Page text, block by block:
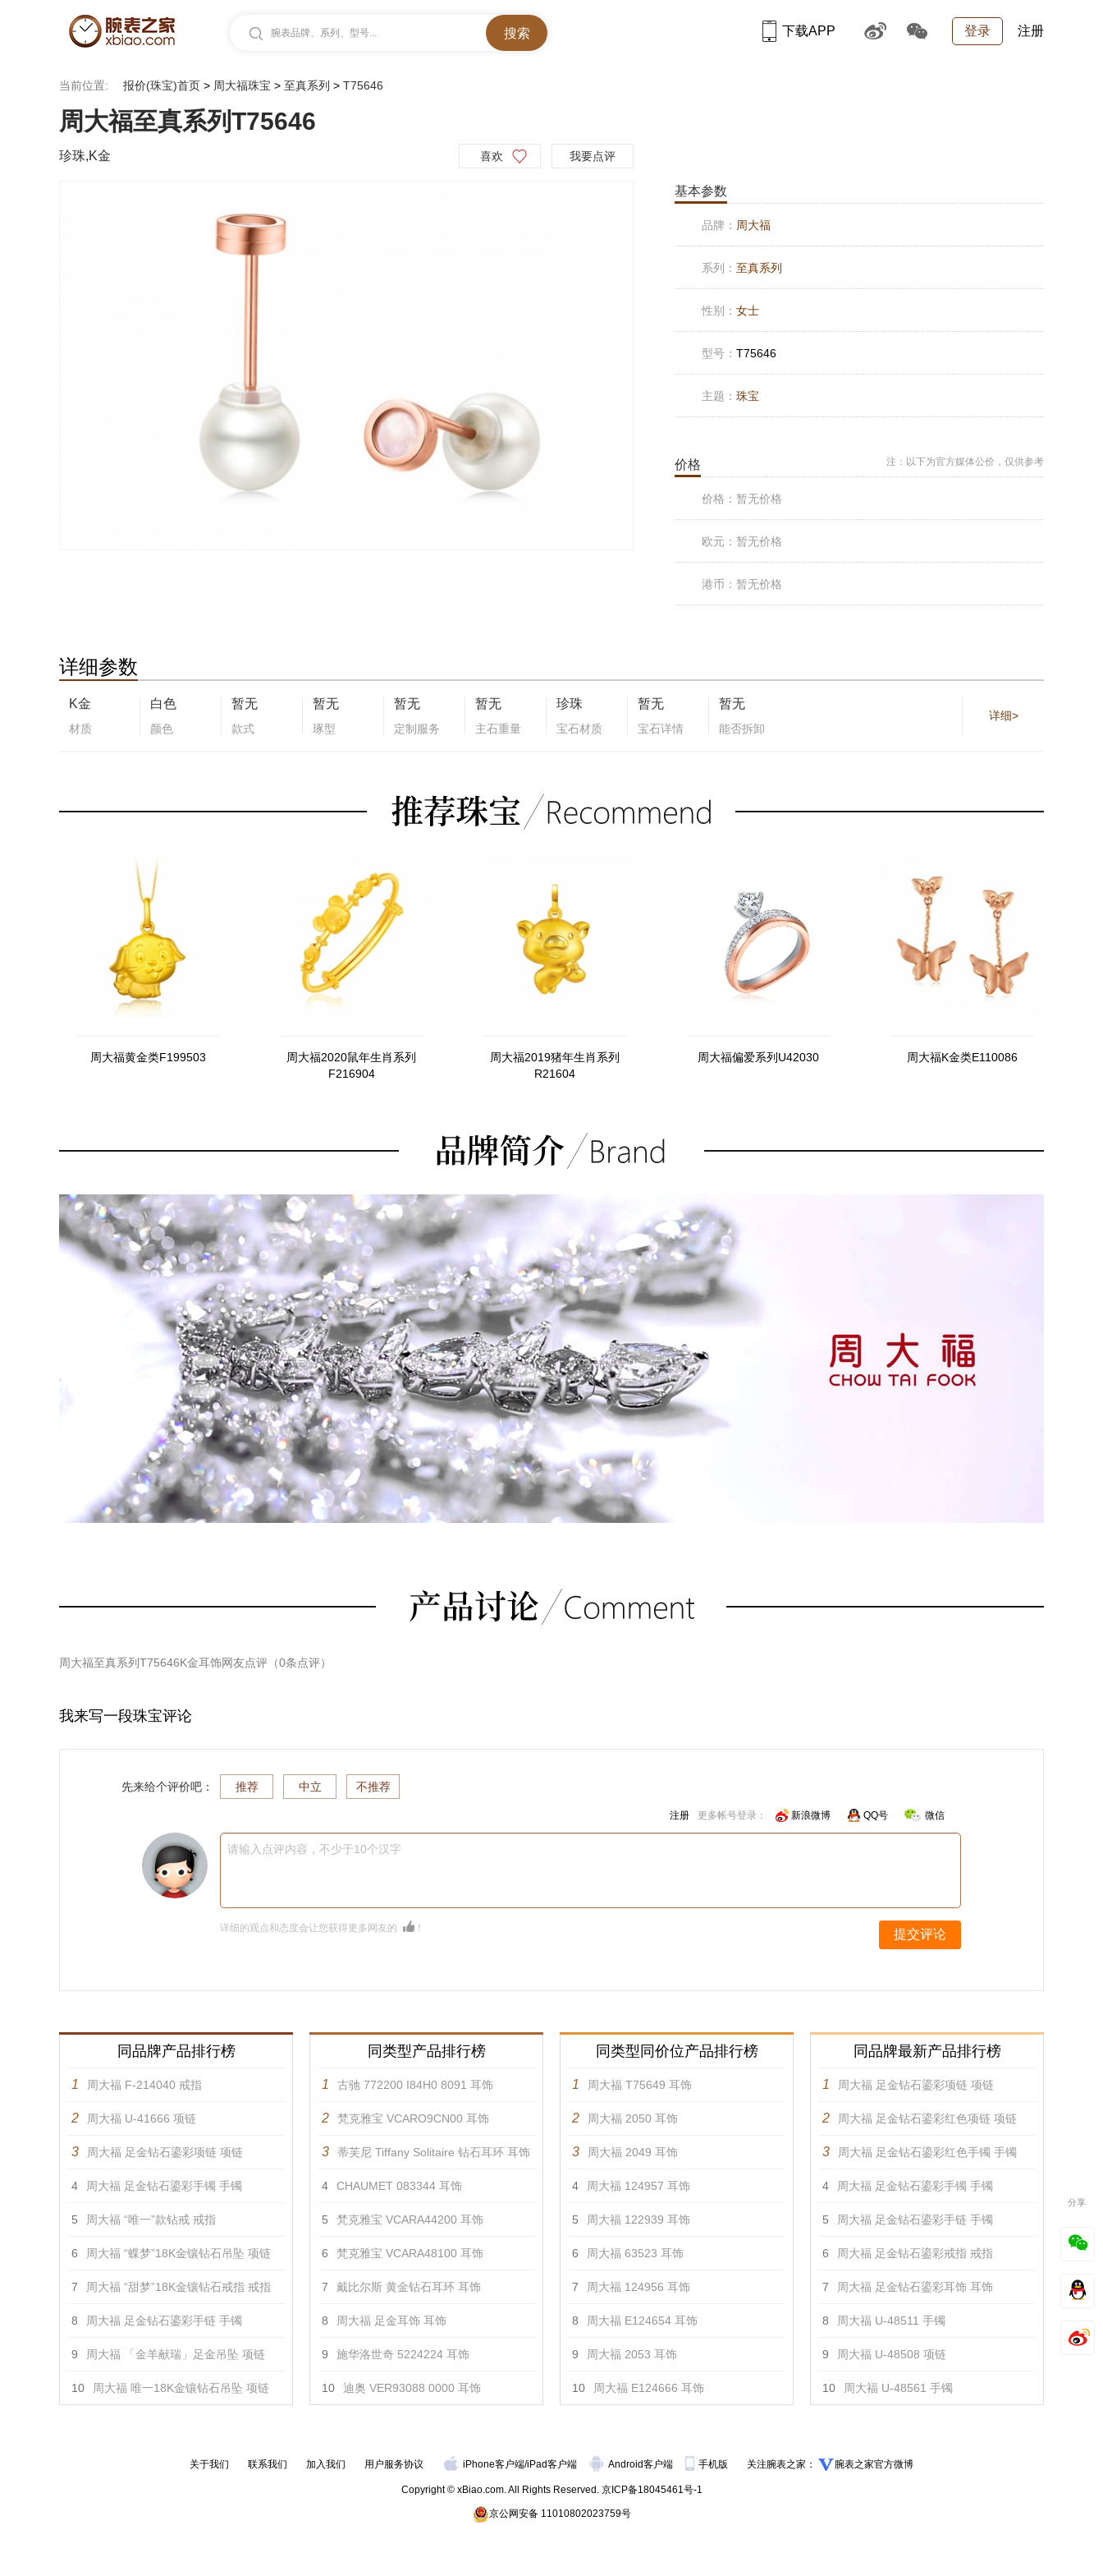
腕表品牌、系列、型号... 登录 注册
下载APP
当前位置: 报价(珠宝)首页 > 周大福珠宝 > 至真系列 > T75646
周大福至真系列T75646
珍珠,K金 喜欢 我要点评
基本参数
品牌： 周大福
系列： 至真系列
性别： 女士
型号： T75646
主题： 珠宝
价格 注：以下为官方媒体公价，仅供参考
价格： 暂无价格
欧元： 暂无价格
港币： 暂无价格
详细参数
K金
材质
白色
颜色
暂无
款式
暂无
琢型
暂无
定制服务
暂无
主石重量
珍珠
宝石材质
暂无
宝石详情
暂无
能否拆卸
详细>
周大福黄金类F199503
周大福2020鼠年生肖系列
F216904
周大福2019猪年生肖系列
R21604
周大福偏爱系列U42030 周大福K金类E110086
周大福至真系列T75646K金耳饰网友点评（0条点评）
我来写一段珠宝评论
先来给个评价吧： 推荐 中立 不推荐
注册 更多帐号登录： 新浪微博 QQ号 微信
请输入点评内容，不少于10个汉字
详细的观点和态度会让您获得更多网友的 ！ 提交评论
同品牌产品排行榜
1 周大福 F-214040 戒指
2 周大福 U-41666 项链
3 周大福 足金钻石鎏彩项链 项链
4 周大福 足金钻石鎏彩手镯 手镯
5 周大福 “唯一”款钻戒 戒指
6 周大福 “蝶梦”18K金镶钻石吊坠 项链
7 周大福 “甜梦”18K金镶钻石戒指 戒指
8 周大福 足金钻石鎏彩手链 手镯
9 周大福 「金羊献瑞」足金吊坠 项链
10 周大福 唯一18K金镶钻石吊坠 项链
同类型产品排行榜
1 古驰 772200 I84H0 8091 耳饰
2 梵克雅宝 VCARO9CN00 耳饰
3 蒂芙尼 Tiffany Solitaire 钻石耳环 耳饰
4 CHAUMET 083344 耳饰
5 梵克雅宝 VCARA44200 耳饰
6 梵克雅宝 VCARA48100 耳饰
7 戴比尔斯 黄金钻石耳环 耳饰
8 周大福 足金耳饰 耳饰
9 施华洛世奇 5224224 耳饰
10 迪奥 VER93088 0000 耳饰
同类型同价位产品排行榜
1 周大福 T75649 耳饰
2 周大福 2050 耳饰
3 周大福 2049 耳饰
4 周大福 124957 耳饰
5 周大福 122939 耳饰
6 周大福 63523 耳饰
7 周大福 124956 耳饰
8 周大福 E124654 耳饰
9 周大福 2053 耳饰
10 周大福 E124666 耳饰
同品牌最新产品排行榜
1 周大福 足金钻石鎏彩项链 项链
2 周大福 足金钻石鎏彩红色项链 项链
3 周大福 足金钻石鎏彩红色手镯 手镯
4 周大福 足金钻石鎏彩手镯 手镯
5 周大福 足金钻石鎏彩手链 手镯
6 周大福 足金钻石鎏彩戒指 戒指
7 周大福 足金钻石鎏彩耳饰 耳饰
8 周大福 U-48511 手镯
9 周大福 U-48508 项链
10 周大福 U-48561 手镯
关于我们 联系我们 加入我们 用户服务协议 iPhone客户端/iPad客户端 Android客户端 手机版 关注腕表之家： 腕表之家官方微博
Copyright © xBiao.com. All Rights Reserved. 京ICP备18045461号-1
京公网安备 11010802023759号
分享